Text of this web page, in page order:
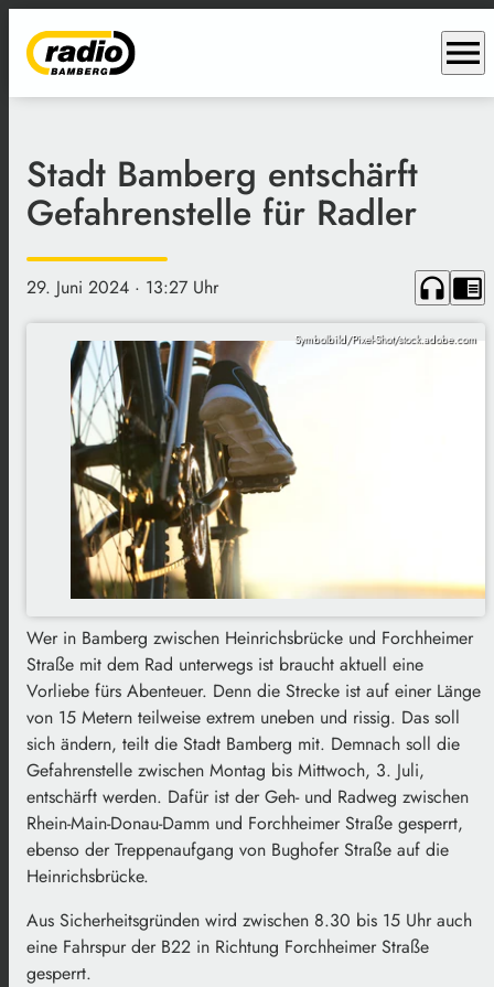
menu
Stadt Bamberg entschärft
Gefahrenstelle für Radler
29. Juni 2024 · 13:27 Uhr headphones chrome_reader_mode
Symbolbild/Pixel-Shot/stock.adobe.com
Wer in Bamberg zwischen Heinrichsbrücke und Forchheimer
Straße mit dem Rad unterwegs ist braucht aktuell eine
Vorliebe fürs Abenteuer. Denn die Strecke ist auf einer Länge
von 15 Metern teilweise extrem uneben und rissig. Das soll
sich ändern, teilt die Stadt Bamberg mit. Demnach soll die
Gefahrenstelle zwischen Montag bis Mittwoch, 3. Juli,
entschärft werden. Dafür ist der Geh- und Radweg zwischen
Rhein-Main-Donau-Damm und Forchheimer Straße gesperrt,
ebenso der Treppenaufgang von Bughofer Straße auf die
Heinrichsbrücke.
Aus Sicherheitsgründen wird zwischen 8.30 bis 15 Uhr auch
eine Fahrspur der B22 in Richtung Forchheimer Straße
gesperrt.